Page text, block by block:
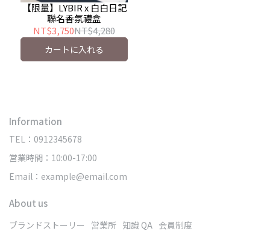
【限量】LYBIR x 白白日記
聯名香氛禮盒
NT$3,750NT$4,280
カートに入れる
Information
TEL：0912345678
営業時間：10:00-17:00
Email：example@email.com
About us
ブランドストーリー 営業所 知識 QA 会員制度